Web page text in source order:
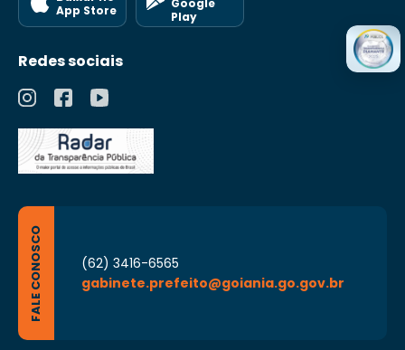
App Store
Google
Play
Redes sociais
FALE CONOSCO
(62) 3416-6565
gabinete.prefeito@goiania.go.gov.br